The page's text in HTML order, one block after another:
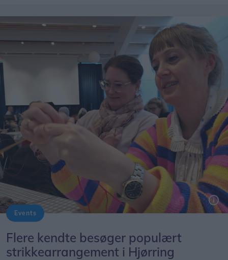
Events
Flere kendte besøger populært
strikkearrangement i Hjørring